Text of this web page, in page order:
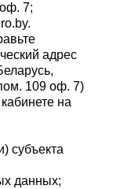
7;
адрес
109 оф. 7)
на
субъекта
данных;